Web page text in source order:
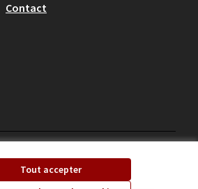
Tout accepter
Contact
(Lien externe)(Lien externe)